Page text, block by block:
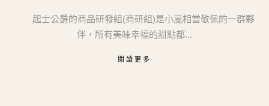
起士公爵的商品研發組(商研組)是小嵐相當敬佩的一群夥
伴，所有美味幸福的甜點都...
閱讀更多